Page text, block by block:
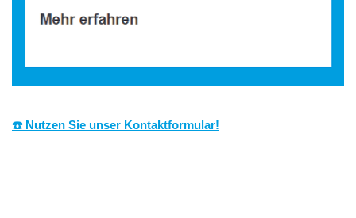
☎️ Nutzen Sie unser Kontaktformular!